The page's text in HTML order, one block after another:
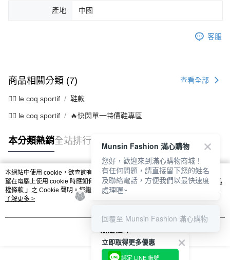
產地 中國
客服
商品相關分類 (7) 查看全部
🚴‍♂️ le coq sportif 鞋款
🚴‍♂️ le coq sportif 🔥快閃單一特價鞋專區
本分類熱銷全站排行
熱門標籤
本網站中使用 cookie，欲查詢有關本網站使用 cookie 方式之詳情，及若您不希
望在電腦上使用 cookie 時應如何變更電腦的 cookie 設定，請參閱本網站「
隱私
權條款 」之 Cookie 聲明。您繼續使用本網站即表示您同意本公司得按本網站使
用條款之 Cookie 聲明使用 cookie。
了解更多 >
我知道了
立即取得更多優惠
綁定 LINE 帳號
Munsin Fashion 滿心購物
您好，歡迎來到滿心購物商城！
有任何問題，請直接留下您的姓名
及聯絡電話，方便我們以最快速度
處理喔~
回覆至 Munsin Fashion 滿心購物